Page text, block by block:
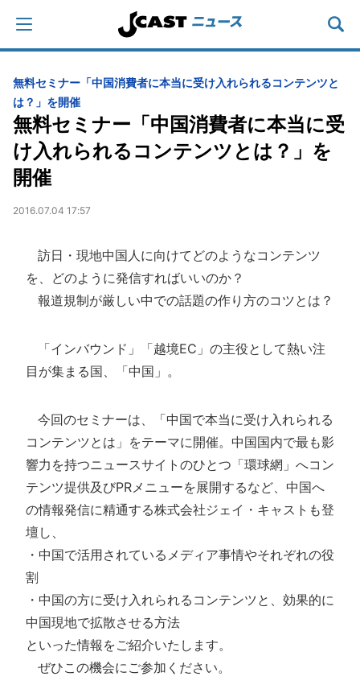
無料セミナー「中国消費者に本当に受け入れられるコンテンツと
は？」を開催
無料セミナー「中国消費者に本当に受
け入れられるコンテンツとは？」を
開催
2016.07.04 17:57
訪日・現地中国人に向けてどのようなコンテンツ
を、どのように発信すればいいのか？
報道規制が厳しい中での話題の作り方のコツとは？
「インバウンド」「越境EC」の主役として熱い注
目が集まる国、「中国」。
今回のセミナーは、「中国で本当に受け入れられる
コンテンツとは」をテーマに開催。中国国内で最も影
響力を持つニュースサイトのひとつ「環球網」へコン
テンツ提供及びPRメニューを展開するなど、中国へ
の情報発信に精通する株式会社ジェイ・キャストも登
壇し、
・中国で活用されているメディア事情やそれぞれの役
割
・中国の方に受け入れられるコンテンツと、効果的に
中国現地で拡散させる方法
といった情報をご紹介いたします。
ぜひこの機会にご参加ください。